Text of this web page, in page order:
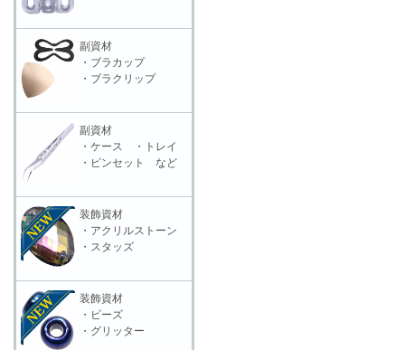
副資材
・ブラカップ
・ブラクリップ
副資材
・ケース ・トレイ
・ピンセット など
装飾資材
・アクリルストーン
・スタッズ
装飾資材
・ビーズ
・グリッター